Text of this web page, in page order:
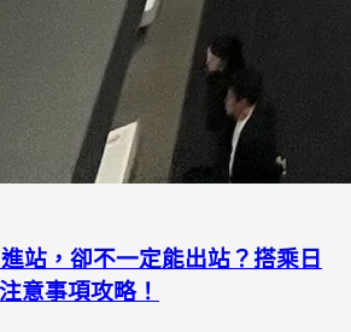
站，卻不一定能出站？搭乘日
意事項攻略！